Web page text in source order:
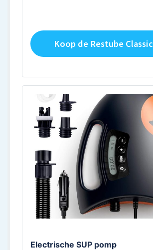
Koop de Restube Classic
Electrische SUP pomp